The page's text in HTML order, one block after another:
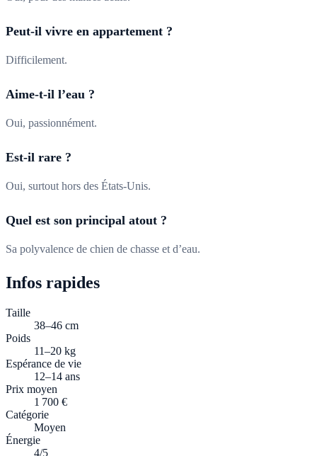
Peut-il vivre en appartement ?
Difficilement.
Aime-t-il l’eau ?
Oui, passionnément.
Est-il rare ?
Oui, surtout hors des États-Unis.
Quel est son principal atout ?
Sa polyvalence de chien de chasse et d’eau.
Infos rapides
Taille
38–46 cm
Poids
11–20 kg
Espérance de vie
12–14 ans
Prix moyen
1 700 €
Catégorie
Moyen
Énergie
4/5